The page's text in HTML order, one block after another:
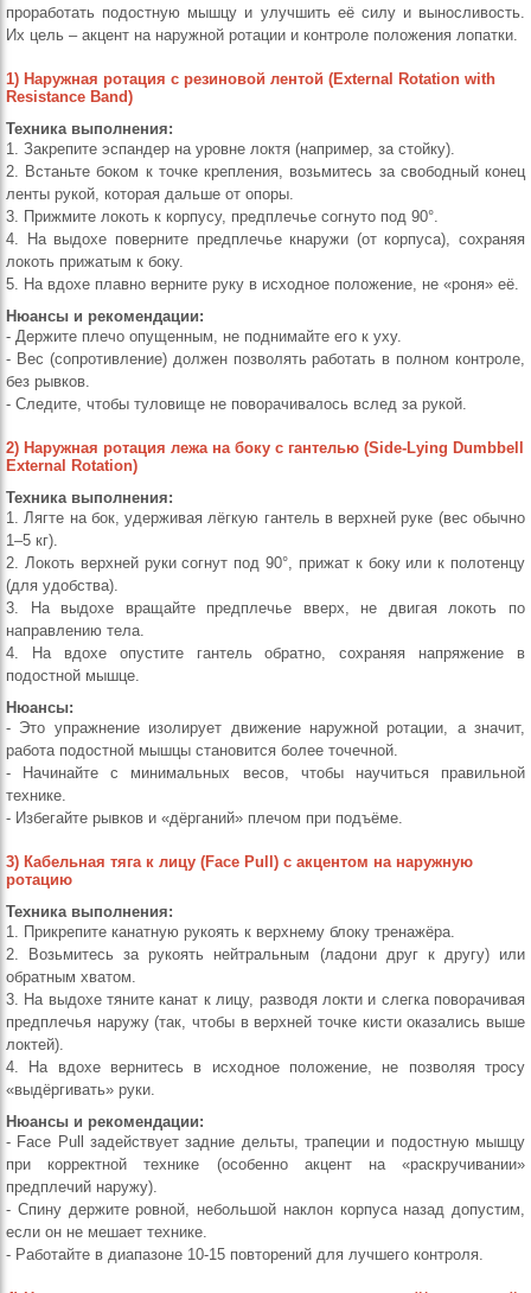
проработать подостную мышцу и улучшить её силу и выносливость.
Их цель – акцент на наружной ротации и контроле положения лопатки.
1) Наружная ротация с резиновой лентой (External Rotation with
Resistance Band)
Техника выполнения:
1. Закрепите эспандер на уровне локтя (например, за стойку).
2. Встаньте боком к точке крепления, возьмитесь за свободный конец
ленты рукой, которая дальше от опоры.
3. Прижмите локоть к корпусу, предплечье согнуто под 90°.
4. На выдохе поверните предплечье кнаружи (от корпуса), сохраняя
локоть прижатым к боку.
5. На вдохе плавно верните руку в исходное положение, не «роня» её.
Нюансы и рекомендации:
- Держите плечо опущенным, не поднимайте его к уху.
- Вес (сопротивление) должен позволять работать в полном контроле,
без рывков.
- Следите, чтобы туловище не поворачивалось вслед за рукой.
2) Наружная ротация лежа на боку с гантелью (Side-Lying Dumbbell
External Rotation)
Техника выполнения:
1. Лягте на бок, удерживая лёгкую гантель в верхней руке (вес обычно
1–5 кг).
2. Локоть верхней руки согнут под 90°, прижат к боку или к полотенцу
(для удобства).
3. На выдохе вращайте предплечье вверх, не двигая локоть по
направлению тела.
4. На вдохе опустите гантель обратно, сохраняя напряжение в
подостной мышце.
Нюансы:
- Это упражнение изолирует движение наружной ротации, а значит,
работа подостной мышцы становится более точечной.
- Начинайте с минимальных весов, чтобы научиться правильной
технике.
- Избегайте рывков и «дёрганий» плечом при подъёме.
3) Кабельная тяга к лицу (Face Pull) с акцентом на наружную
ротацию
Техника выполнения:
1. Прикрепите канатную рукоять к верхнему блоку тренажёра.
2. Возьмитесь за рукоять нейтральным (ладони друг к другу) или
обратным хватом.
3. На выдохе тяните канат к лицу, разводя локти и слегка поворачивая
предплечья наружу (так, чтобы в верхней точке кисти оказались выше
локтей).
4. На вдохе вернитесь в исходное положение, не позволяя тросу
«выдёргивать» руки.
Нюансы и рекомендации:
- Face Pull задействует задние дельты, трапеции и подостную мышцу
при корректной технике (особенно акцент на «раскручивании»
предплечий наружу).
- Спину держите ровной, небольшой наклон корпуса назад допустим,
если он не мешает технике.
- Работайте в диапазоне 10-15 повторений для лучшего контроля.